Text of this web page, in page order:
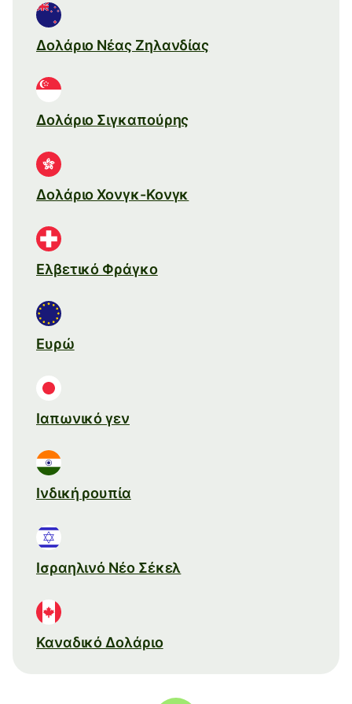
Δολάριο Νέας Ζηλανδίας
Δολάριο Σιγκαπούρης
Δολάριο Χονγκ-Κονγκ
Ελβετικό Φράγκο
Ευρώ
Ιαπωνικό γεν
Ινδική ρουπία
Ισραηλινό Νέο Σέκελ
Καναδικό Δολάριο